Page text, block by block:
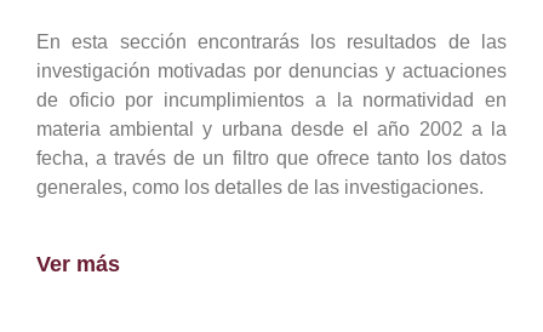
En esta sección encontrarás los resultados de las
investigación motivadas por denuncias y actuaciones
de oficio por incumplimientos a la normatividad en
materia ambiental y urbana desde el año 2002 a la
fecha, a través de un filtro que ofrece tanto los datos
generales, como los detalles de las investigaciones.
Ver más